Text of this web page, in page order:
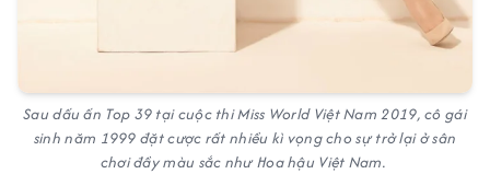
Sau dấu ấn Top 39 tại cuộc thiMiss World Việt Nam 2019, cô gái
sinh năm 1999 đặt cược rất nhiều kì vọng cho sự trở lại ở sân
chơi đầy màu sắc nhưHoa hậu Việt Nam.